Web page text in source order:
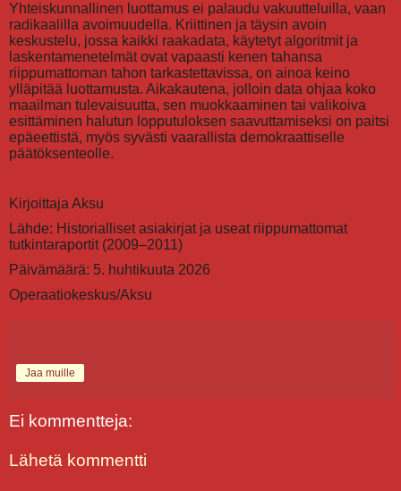
Yhteiskunnallinen luottamus ei palaudu vakuutteluilla, vaan
radikaalilla avoimuudella. Kriittinen ja täysin avoin
keskustelu, jossa kaikki raakadata, käytetyt algoritmit ja
laskentamenetelmät ovat vapaasti kenen tahansa
riippumattoman tahon tarkastettavissa, on ainoa keino
ylläpitää luottamusta. Aikakautena, jolloin data ohjaa koko
maailman tulevaisuutta, sen muokkaaminen tai valikoiva
esittäminen halutun lopputuloksen saavuttamiseksi on paitsi
epäeettistä, myös syvästi vaarallista demokraattiselle
päätöksenteolle.
Kirjoittaja Aksu
Lähde: Historialliset asiakirjat ja useat riippumattomat
tutkintaraportit (2009–2011)
Päivämäärä: 5. huhtikuuta 2026
Operaatiokeskus/Aksu
Jaa muille
Ei kommentteja:
Lähetä kommentti